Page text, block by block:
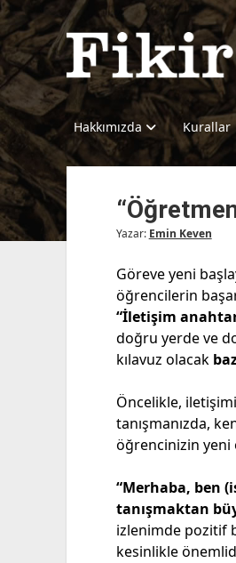
Fikir
Kazanı
Hakkımızda Kurallar
Yazar: Emin Keven
Göreve yeni
öğrencilerin
“İletişim
doğru yerde ve
kılavuz olacak
Öncelikle,
tanışmanızda,
öğrencinizin yeni
“Merhaba, ben
tanışmaktan
izlenimde pozitif
kesinlikle